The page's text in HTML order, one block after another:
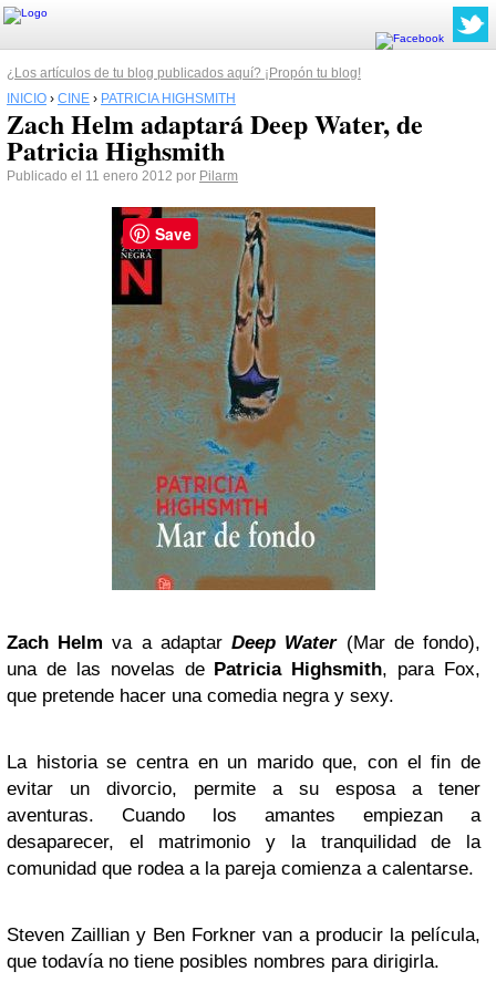
¿Los artículos de tu blog publicados aquí? ¡Propón tu blog!
INICIO › CINE › PATRICIA HIGHSMITH
Zach Helm adaptará Deep Water, de
Patricia Highsmith
Publicado el 11 enero 2012 por Pilarm
Zach Helm va a adaptarDeep Water(Mar de fondo),
una de las novelas de Patricia Highsmith, para Fox,
que pretende hacer una comedia negra y sexy.
La historia se centra en un marido que, con el fin de
evitar un divorcio, permite a su esposa a tener
aventuras. Cuando los amantes empiezan a
desaparecer, el matrimonio y la tranquilidad de la
comunidad que rodea a la pareja comienza a calentarse.
Steven Zaillian y Ben Forkner van a producir la película,
que todavía no tiene posibles nombres para dirigirla.
Save